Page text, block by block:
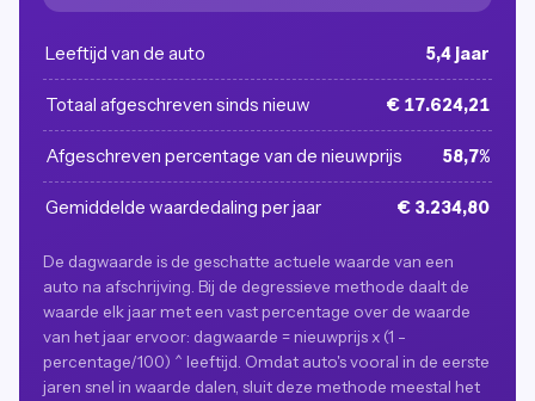
Leeftijd van de auto 5,4 jaar
Totaal afgeschreven sinds nieuw € 17.624,21
Afgeschreven percentage van de nieuwprijs 58,7%
Gemiddelde waardedaling per jaar € 3.234,80
De dagwaarde is de geschatte actuele waarde van een
auto na afschrijving. Bij de degressieve methode daalt de
waarde elk jaar met een vast percentage over de waarde
van het jaar ervoor: dagwaarde = nieuwprijs x (1 -
percentage/100) ^ leeftijd. Omdat auto's vooral in de eerste
jaren snel in waarde dalen, sluit deze methode meestal het